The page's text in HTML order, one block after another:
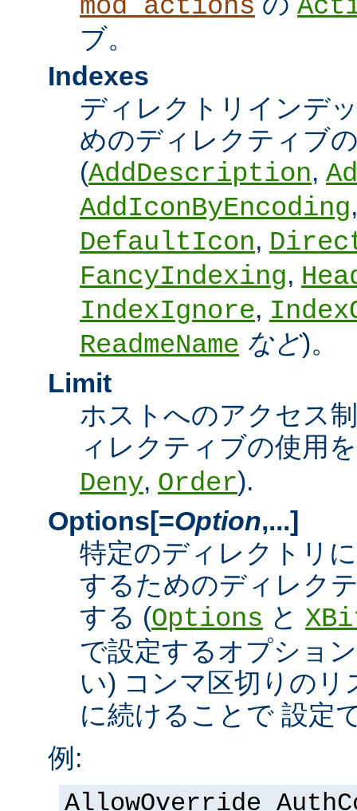
mod_actions
ブ。
Indexes
ディレクトリインデ
めのディレクティブ
(AddDescription,
AddIconByEncoding
DefaultIcon,
FancyIndexing,
IndexIgnore,
ReadmeName など)。
Limit
ホストへのアクセス
ィレクティブの使用
Deny, Order).
Options[=Option,...]
特定のディレクトリ
するためのディレク
する (Options と
で設定するオプショ
い) コンマ区切りの
に続けることで 設定
例:
AllowOverride